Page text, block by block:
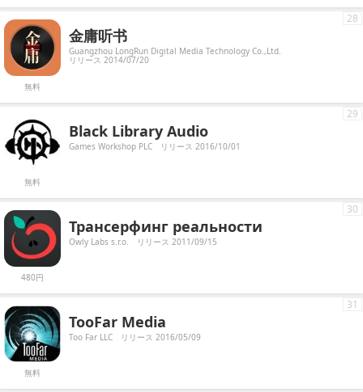
無料
金庸听书
Guangzhou LongRun Digital Media Technology Co.,Ltd.
リリース 2014/07/20
28
無料
Black Library Audio
Games Workshop PLC リリース 2016/10/01
29
480円
Трансерфинг реальности
Owly Labs s.r.o. リリース 2011/09/15
30
無料
TooFar Media
Too Far LLC リリース 2016/05/09
31